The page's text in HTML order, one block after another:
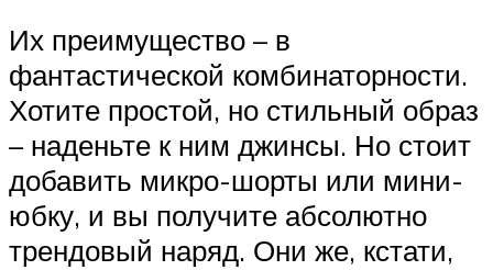
Их преимущество – в
фантастической комбинаторности.
Хотите простой, но стильный образ
– наденьте к ним джинсы. Но стоит
добавить микро-шорты или мини-
юбку, и вы получите абсолютно
трендовый наряд. Они же, кстати,